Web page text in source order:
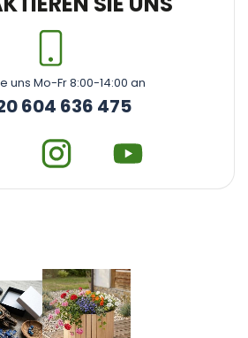
uns Mo-Fr 8:00-14:00 an
604 636 475